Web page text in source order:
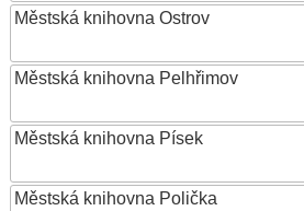
Městská knihovna Ostrov
Městská knihovna Pelhřimov
Městská knihovna Písek
Městská knihovna Polička